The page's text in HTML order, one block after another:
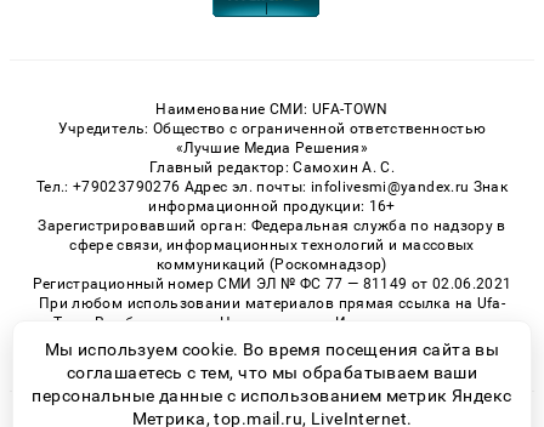
Наименование СМИ: UFA-TOWN
Учредитель: Общество с ограниченной ответственностью
«Лучшие Медиа Решения»
Главный редактор: Самохин А. С.
Тел.: +79023790276 Адрес эл. почты: infolivesmi@yandex.ru Знак
информационной продукции: 16+
Зарегистрировавший орган: Федеральная служба по надзору в
сфере связи, информационных технологий и массовых
коммуникаций (Роскомнадзор)
Регистрационный номер СМИ ЭЛ № ФС 77 — 81149 от 02.06.2021
При любом использовании материалов прямая ссылка на Ufa-
Town.Ru обязательна. Цитирование в Интернете возможно
только при наличии письменного разрешения.
Мы используем cookie. Во время посещения сайта вы
соглашаетесь с тем, что мы обрабатываем ваши
персональные данные с использованием метрик Яндекс
Метрика, top.mail.ru, LiveInternet.